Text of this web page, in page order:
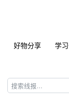
好物分享 学